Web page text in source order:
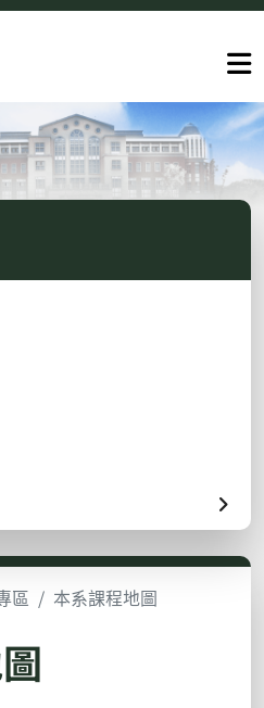
區 本系課程地圖